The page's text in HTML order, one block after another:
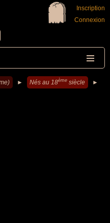
Inscription
Connexion
► Nés au 18ème siècle ►